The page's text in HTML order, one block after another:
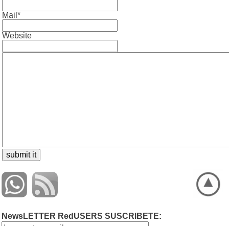
Mail*
Website
NewsLETTER RedUSERS SUSCRIBETE: